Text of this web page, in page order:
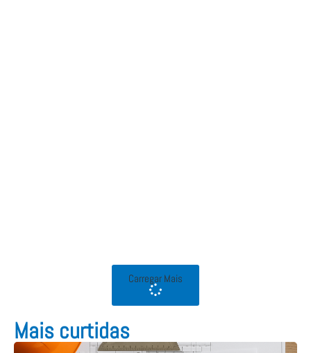
Carregar Mais
Mais curtidas​